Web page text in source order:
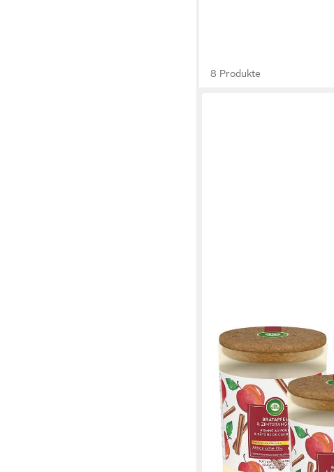
8 Produkte